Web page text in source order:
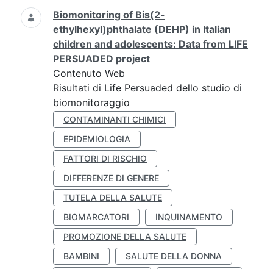
Biomonitoring of Bis(2-
ethylhexyl)phthalate (DEHP) in Italian
children and adolescents: Data from LIFE
PERSUADED project
Contenuto Web
Risultati di Life Persuaded dello studio di
biomonitoraggio
CONTAMINANTI CHIMICI
EPIDEMIOLOGIA
FATTORI DI RISCHIO
DIFFERENZE DI GENERE
TUTELA DELLA SALUTE
BIOMARCATORI
INQUINAMENTO
PROMOZIONE DELLA SALUTE
BAMBINI
SALUTE DELLA DONNA